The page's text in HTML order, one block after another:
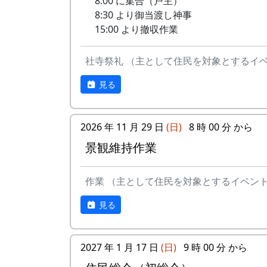
8:30 より御当渡し神事
15:00 より撤収作業
社寺祭礼 （主として住民を対象とするイベ
見る
2026 年 11 月 29 日 (日) 8 時 00 分 から
景観維持作業
作業 （主として住民を対象とするイベント
見る
2027 年 1 月 17 日 (日) 9 時 00 分 から